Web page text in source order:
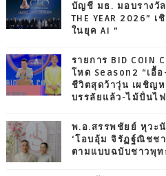
บัญชี มธ. มอบรางวัล
THE YEAR 2026”
ในยุค AI ”
รายการ BID COIN
โหด Season2 “เอื้
ชีวิตสุดว้าวุ่น เผชิญ
บรรลัยแล้ว-ไม้ปั่นไ
พ.อ.สรรพชัยย์ หุวะ
‘โอบอุ้ม จิรัฏฐ์ณิชชา
ตามแบบฉบับชาวพุท